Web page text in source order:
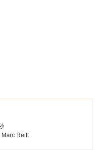
Marc Reift